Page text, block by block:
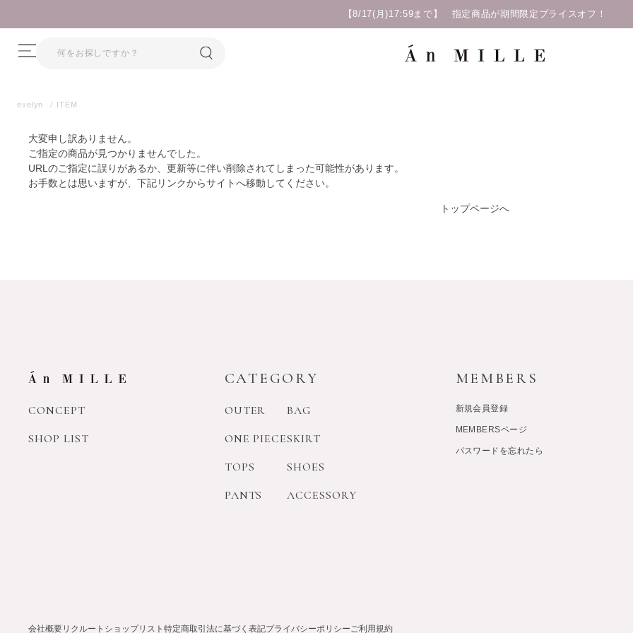
【8/17(月)17:59まで】 指定商品が期間限定プライスオフ！
evelyn ITEM
大変申し訳ありません。
ご指定の商品が見つかりませんでした。
URLのご指定に誤りがあるか、更新等に伴い削除されてしまった可能性があります。
お手数とは思いますが、下記リンクからサイトへ移動してください。
トップページへ
CONCEPT
SHOP LIST
CATEGORY
OUTER
ONE PIECE
TOPS
PANTS
BAG
SKIRT
SHOES
ACCESSORY
MEMBERS
新規会員登録
MEMBERSページ
パスワードを忘れたら
会社概要 リクルート ショップリスト 特定商取引法に基づく表記プライバシーポリシーご利用規約